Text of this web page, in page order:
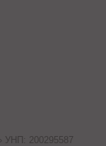
УНП: 200295587